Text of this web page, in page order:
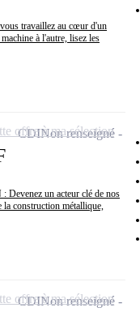
travaillez au cœur d'un
à l'autre, lisez les
Devenez un acteur clé de nos
la construction métallique,
CDINon renseigné
offre à ma sélection
CDINon renseigné
offre à ma sélection